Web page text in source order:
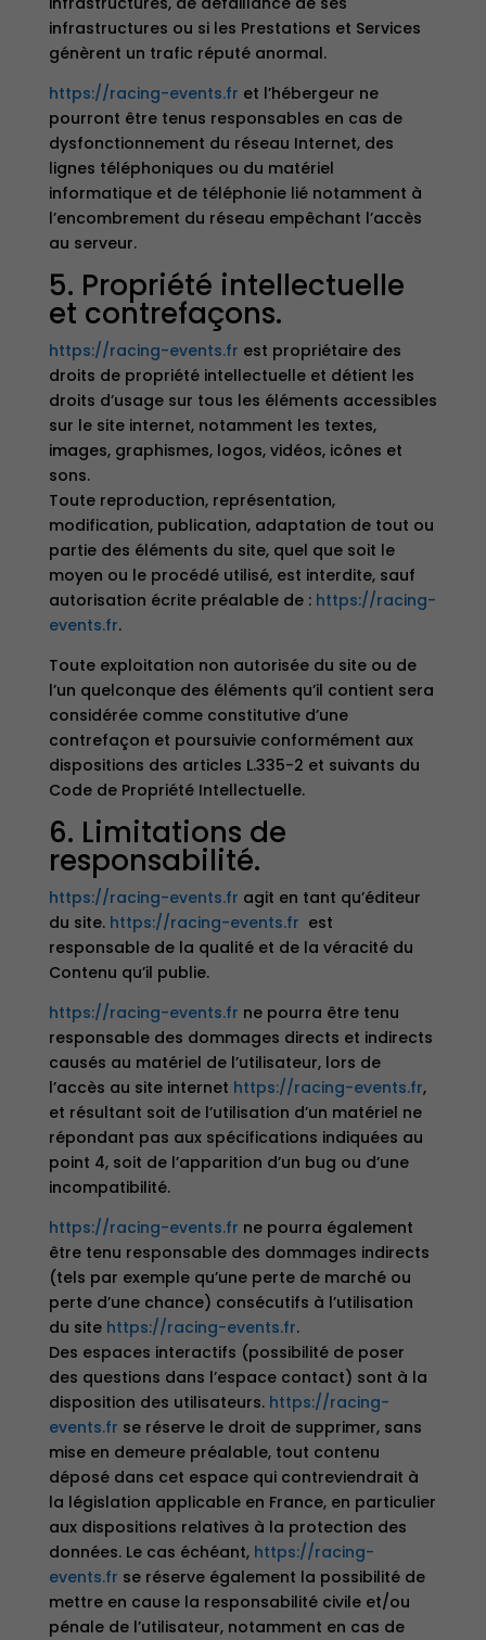
infrastructures ou si les Prestations et Services
génèrent un trafic réputé anormal.
https://racing-events.fr et l’hébergeur ne
pourront être tenus responsables en cas de
dysfonctionnement du réseau Internet, des
lignes téléphoniques ou du matériel
informatique et de téléphonie lié notamment à
l’encombrement du réseau empêchant l’accès
au serveur.
5. Propriété intellectuelle
et contrefaçons.
https://racing-events.fr est propriétaire des
droits de propriété intellectuelle et détient les
droits d’usage sur tous les éléments accessibles
sur le site internet, notamment les textes,
images, graphismes, logos, vidéos, icônes et
sons.
Toute reproduction, représentation,
modification, publication, adaptation de tout ou
partie des éléments du site, quel que soit le
moyen ou le procédé utilisé, est interdite, sauf
autorisation écrite préalable de : https://racing-
events.fr.
Toute exploitation non autorisée du site ou de
l’un quelconque des éléments qu’il contient sera
considérée comme constitutive d’une
contrefaçon et poursuivie conformément aux
dispositions des articles L.335-2 et suivants du
Code de Propriété Intellectuelle.
6. Limitations de
responsabilité.
https://racing-events.fr agit en tant qu’éditeur
du site. https://racing-events.fr est
responsable de la qualité et de la véracité du
Contenu qu’il publie.
https://racing-events.fr ne pourra être tenu
responsable des dommages directs et indirects
causés au matériel de l’utilisateur, lors de
l’accès au site internet https://racing-events.fr,
et résultant soit de l’utilisation d’un matériel ne
répondant pas aux spécifications indiquées au
point 4, soit de l’apparition d’un bug ou d’une
incompatibilité.
https://racing-events.fr ne pourra également
être tenu responsable des dommages indirects
(tels par exemple qu’une perte de marché ou
perte d’une chance) consécutifs à l’utilisation
du site https://racing-events.fr.
Des espaces interactifs (possibilité de poser
des questions dans l’espace contact) sont à la
disposition des utilisateurs. https://racing-
events.fr se réserve le droit de supprimer, sans
mise en demeure préalable, tout contenu
déposé dans cet espace qui contreviendrait à
la législation applicable en France, en particulier
aux dispositions relatives à la protection des
données. Le cas échéant, https://racing-
events.fr se réserve également la possibilité de
mettre en cause la responsabilité civile et/ou
pénale de l’utilisateur, notamment en cas de